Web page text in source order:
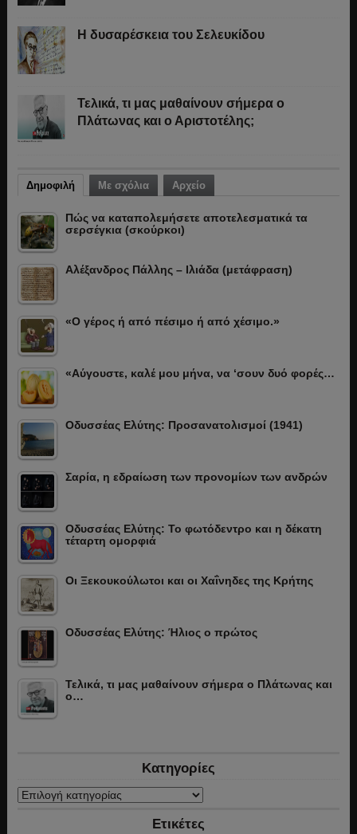
Η δυσαρέσκεια του Σελευκίδου
Τελικά, τι μας μαθαίνουν σήμερα ο
Πλάτωνας και ο Αριστοτέλης;
Δημοφιλή Με σχόλια Αρχείο
Πώς να καταπολεμήσετε αποτελεσματικά τα
σερσέγκια (σκούρκοι)
Αλέξανδρος Πάλλης – Ιλιάδα (μετάφραση)
«Ο γέρος ή από πέσιμο ή από χέσιμο.»
«Αύγουστε, καλέ μου μήνα, να ‘σουν δυό φορές…
Οδυσσέας Ελύτης: Προσανατολισμοί (1941)
Σαρία, η εδραίωση των προνομίων των ανδρών
Οδυσσέας Ελύτης: Το φωτόδεντρο και η δέκατη
τέταρτη ομορφιά
Οι Ξεκουκούλωτοι και οι Χαΐνηδες της Κρήτης
Οδυσσέας Ελύτης: Ήλιος ο πρώτος
Τελικά, τι μας μαθαίνουν σήμερα ο Πλάτωνας και
ο…
Κατηγορίες
Κατηγορίες
Ετικέτες